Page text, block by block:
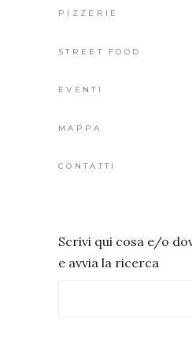
PIZZERIE
STREET FOOD
EVENTI
MAPPA
CONTATTI
Scrivi qui cosa e/o
e avvia la ricerca